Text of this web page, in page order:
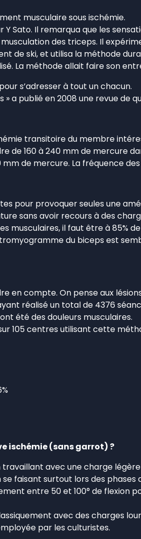
musculaire sous ischémie.
Sato. Il remarqua que les
des triceps. Il
de ski, et utilisa la méthode
La méthode allait faire son
s’adresser à tout un chacun.
a publié en 2008 une revue de
transitoire du membre
de 160 à 240 mm de mercure
de mercure. La fréquence
pour provoquer seules une
sans avoir recours à des
musculaires, il faut être à 85%
du biceps est
en compte. On pense aux
réalisé un total de 4376
été des douleurs musculaires.
105 centres utilisant cette
ischémie (sans garrot) ?
avec une charge
faisant surtout lors des phases
entre 50 et 100° de
avec des charges
par les culturistes.